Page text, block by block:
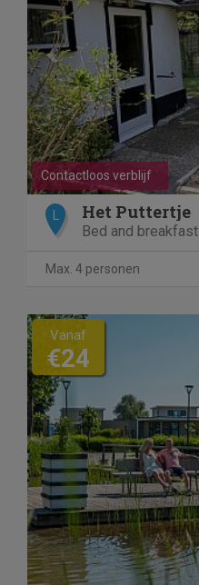
Contactloos verblijf
L Het Puttertje
Bed and breakfast
Max. 4 personen
Vanaf
€24